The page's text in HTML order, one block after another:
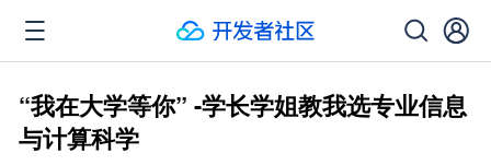
“我在大学等你” -学长学姐教我选专业信息
与计算科学